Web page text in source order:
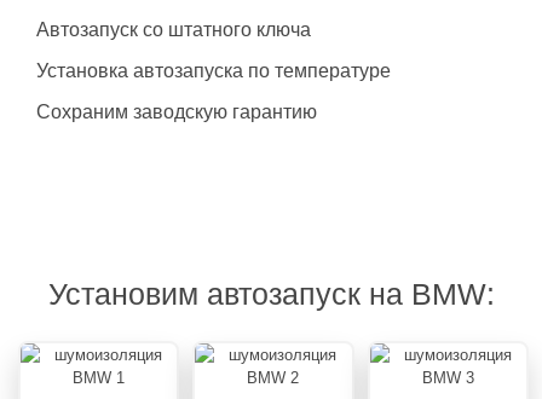
Автозапуск со штатного ключа
Установка автозапуска по температуре
Сохраним заводскую гарантию
Установим автозапуск на BMW: